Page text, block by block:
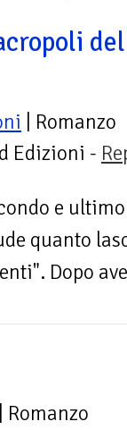
| Romanzo
Edizioni -
e
quanto
Dopo
| Romanzo